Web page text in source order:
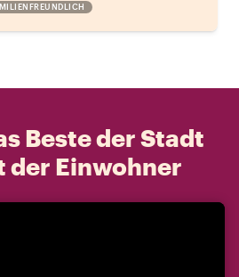
Beste der Stadt
der Einwohner